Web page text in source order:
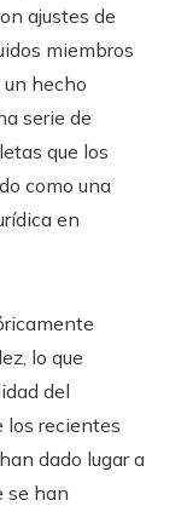
ajustes de
miembros
hecho
serie de
que los
como una
en
lo que
del
los recientes
dado lugar a
se han